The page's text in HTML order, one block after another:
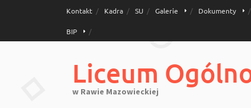
Kontakt Kadra SU Galerie Dokumenty
BIP
Liceum
w Rawie Mazowieckiej